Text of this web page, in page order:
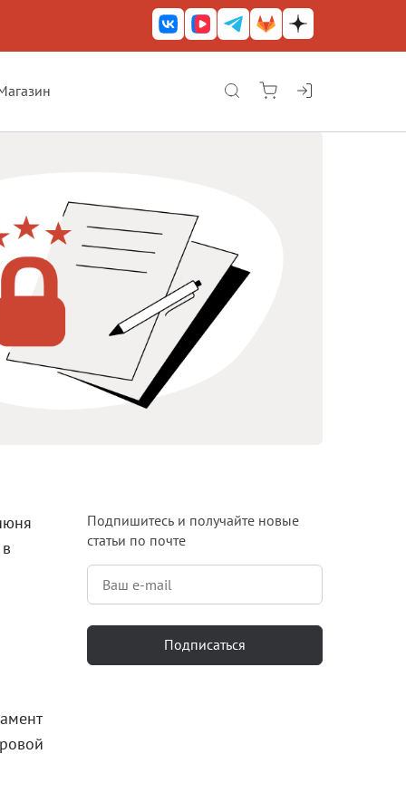
КриптоАРМ ГОСТ
КриптоАРМ Mobile
КриптоАРМ ID
КриптоАРМ Документы
Подпишитесь и получайте новые
статьи по почте
Подписаться